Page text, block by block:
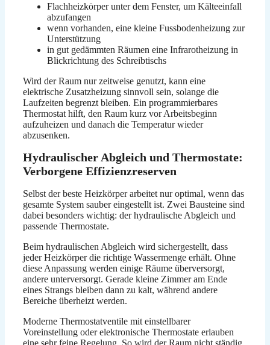
Flachheizkörper unter dem Fenster, um Kälteeinfall
abzufangen
wenn vorhanden, eine kleine Fussbodenheizung zur
Unterstützung
in gut gedämmten Räumen eine Infrarotheizung in
Blickrichtung des Schreibtischs
Wird der Raum nur zeitweise genutzt, kann eine
elektrische Zusatzheizung sinnvoll sein, solange die
Laufzeiten begrenzt bleiben. Ein programmierbares
Thermostat hilft, den Raum kurz vor Arbeitsbeginn
aufzuheizen und danach die Temperatur wieder
abzusenken.
Hydraulischer Abgleich und Thermostate:
Verborgene Effizienzreserven
Selbst der beste Heizkörper arbeitet nur optimal, wenn das
gesamte System sauber eingestellt ist. Zwei Bausteine sind
dabei besonders wichtig: der hydraulische Abgleich und
passende Thermostate.
Beim hydraulischen Abgleich wird sichergestellt, dass
jeder Heizkörper die richtige Wassermenge erhält. Ohne
diese Anpassung werden einige Räume überversorgt,
andere unterversorgt. Gerade kleine Zimmer am Ende
eines Strangs bleiben dann zu kalt, während andere
Bereiche überheizt werden.
Moderne Thermostatventile mit einstellbarer
Voreinstellung oder elektronische Thermostate erlauben
eine sehr feine Regelung. So wird der Raum nicht ständig